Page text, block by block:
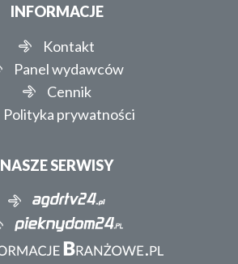
INFORMACJE
Kontakt
Panel wydawców
Cennik
Polityka prywatności
NASZE SERWISY